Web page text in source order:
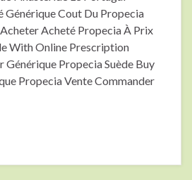
Générique Cout Du Propecia
Acheté Propecia À Prix
With Online Prescription
Propecia Suède Buy
Propecia Vente Commander